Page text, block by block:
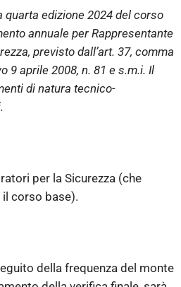
quarta edizione 2024 del corso
annuale per Rappresentante
previsto dall’art. 37, comma
9 aprile 2008, n. 81 e s.m.i. Il
di natura tecnico-
per la Sicurezza (che
corso base).
della frequenza del monte